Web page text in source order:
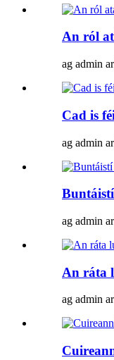
An ról
ag admin
Cad is
ag admin
ag admin
An ráta
ag admin